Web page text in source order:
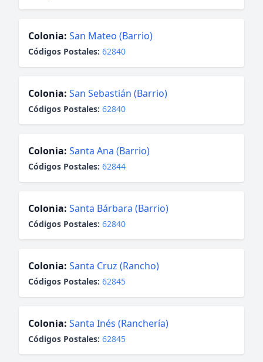
Colonia: San Mateo (Barrio)
Códigos Postales: 62840
Colonia: San Sebastián (Barrio)
Códigos Postales: 62840
Colonia: Santa Ana (Barrio)
Códigos Postales: 62844
Colonia: Santa Bárbara (Barrio)
Códigos Postales: 62840
Colonia: Santa Cruz (Rancho)
Códigos Postales: 62845
Colonia: Santa Inés (Ranchería)
Códigos Postales: 62845